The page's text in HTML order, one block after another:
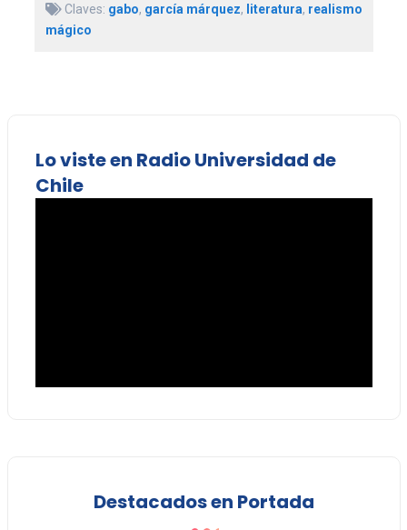
Claves: gabo, garcía márquez, literatura, realismo
mágico
Lo viste en Radio Universidad de
Chile
Destacados en Portada